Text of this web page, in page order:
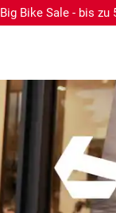
Big Bike Sale - bis zu